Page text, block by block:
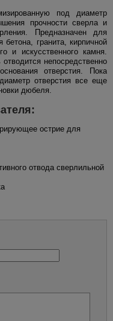
под диаметр
прочности сверла и
Предназначен для
гранита, кирпичной
и искусственного камня.
непосредственно
отверстия. Пока
отверстия все еще
дюбеля.
острие для
отвода сверлильной